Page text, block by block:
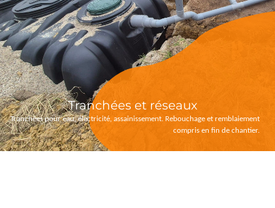
Tranchées et réseaux
Tranchées pour eau, électricité, assainissement. Rebouchage et remblaiement
compris en fin de chantier.